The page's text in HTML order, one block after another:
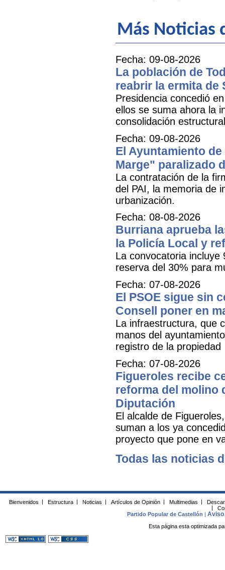
Más Noticias
Fecha: 09-08-2026
La población de
reabrir la ermita de
Presidencia concedió
ellos se suma ahora la
consolidación
Fecha: 09-08-2026
El Ayuntamiento
Marge" paralizado
La contratación de la
del PAI, la memoria de
urbanización.
Fecha: 08-08-2026
Burriana aprueba
la Policía Local y
La convocatoria
reserva del 30% para
Fecha: 07-08-2026
El PSOE sigue sin
Consell poner en
La infraestructura, que
manos del
registro de la propiedad
Fecha: 07-08-2026
Figueroles recibe
reforma del molino
Diputación
El alcalde de
suman a los ya
proyecto que pone en
Todas las noticias
Bienvenidos Estructura Noticias Artículos de Opinión Multimedias
Partido Popular de Castellón
|Aviso
Esta página esta optimizada